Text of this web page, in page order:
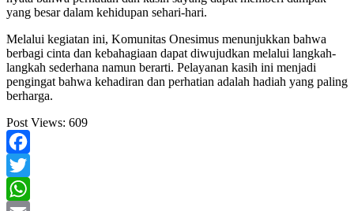
yang besar dalam kehidupan sehari-hari.
Melalui kegiatan ini, Komunitas Onesimus menunjukkan bahwa
berbagi cinta dan kebahagiaan dapat diwujudkan melalui langkah-
langkah sederhana namun berarti. Pelayanan kasih ini menjadi
pengingat bahwa kehadiran dan perhatian adalah hadiah yang paling
berharga.
Post Views: 609
Facebook
Twitter